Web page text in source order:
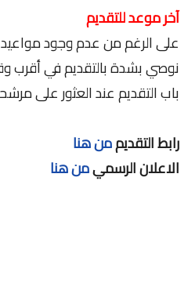
آخر موعد للتقديم
على الرغم من عدم وجود مواعيد
نوصي بشدة بالتقديم في
باب التقديم عند العثور على
رابط التقديممن هنا
الاعلان الرسميمن هنا